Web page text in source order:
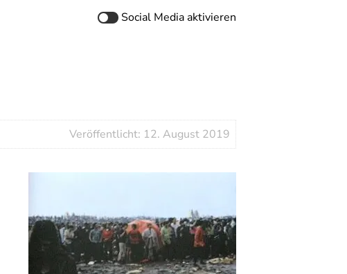
Social Mediaaktivieren
Veröffentlicht: 12. August 2019